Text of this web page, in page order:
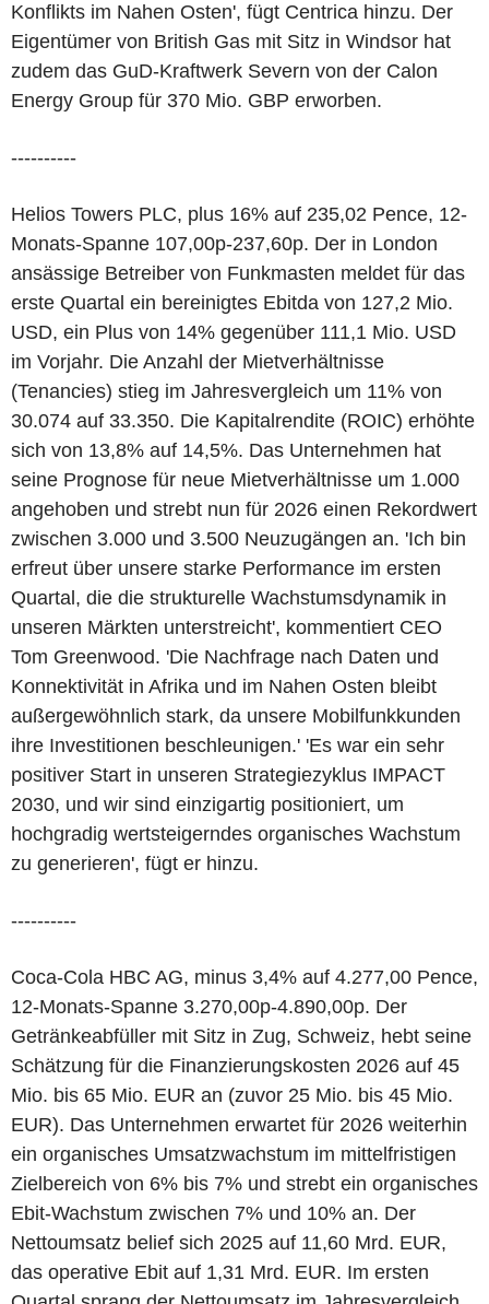
Konflikts im Nahen Osten', fügt Centrica hinzu. Der
Eigentümer von British Gas mit Sitz in Windsor hat
zudem das GuD-Kraftwerk Severn von der Calon
Energy Group für 370 Mio. GBP erworben.
----------
Helios Towers PLC, plus 16% auf 235,02 Pence, 12-
Monats-Spanne 107,00p-237,60p. Der in London
ansässige Betreiber von Funkmasten meldet für das
erste Quartal ein bereinigtes Ebitda von 127,2 Mio.
USD, ein Plus von 14% gegenüber 111,1 Mio. USD
im Vorjahr. Die Anzahl der Mietverhältnisse
(Tenancies) stieg im Jahresvergleich um 11% von
30.074 auf 33.350. Die Kapitalrendite (ROIC) erhöhte
sich von 13,8% auf 14,5%. Das Unternehmen hat
seine Prognose für neue Mietverhältnisse um 1.000
angehoben und strebt nun für 2026 einen Rekordwert
zwischen 3.000 und 3.500 Neuzugängen an. 'Ich bin
erfreut über unsere starke Performance im ersten
Quartal, die die strukturelle Wachstumsdynamik in
unseren Märkten unterstreicht', kommentiert CEO
Tom Greenwood. 'Die Nachfrage nach Daten und
Konnektivität in Afrika und im Nahen Osten bleibt
außergewöhnlich stark, da unsere Mobilfunkkunden
ihre Investitionen beschleunigen.' 'Es war ein sehr
positiver Start in unseren Strategiezyklus IMPACT
2030, und wir sind einzigartig positioniert, um
hochgradig wertsteigerndes organisches Wachstum
zu generieren', fügt er hinzu.
----------
Coca-Cola HBC AG, minus 3,4% auf 4.277,00 Pence,
12-Monats-Spanne 3.270,00p-4.890,00p. Der
Getränkeabfüller mit Sitz in Zug, Schweiz, hebt seine
Schätzung für die Finanzierungskosten 2026 auf 45
Mio. bis 65 Mio. EUR an (zuvor 25 Mio. bis 45 Mio.
EUR). Das Unternehmen erwartet für 2026 weiterhin
ein organisches Umsatzwachstum im mittelfristigen
Zielbereich von 6% bis 7% und strebt ein organisches
Ebit-Wachstum zwischen 7% und 10% an. Der
Nettoumsatz belief sich 2025 auf 11,60 Mrd. EUR,
das operative Ebit auf 1,31 Mrd. EUR. Im ersten